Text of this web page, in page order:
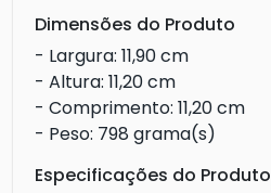
Dimensões do Produto
- Largura: 11,90 cm
- Altura: 11,20 cm
- Comprimento: 11,20 cm
- Peso: 798 grama(s)
Especificações do Produto